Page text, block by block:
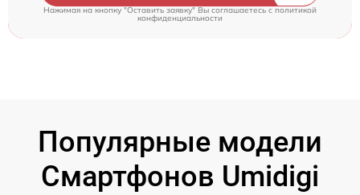
Нажимая на кнопку "Оставить заявку" Вы соглашаетесь c политикой
конфиденциальности
Популярные модели
Смартфонов Umidigi